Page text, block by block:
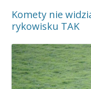
Komety nie
rykowisku TAK